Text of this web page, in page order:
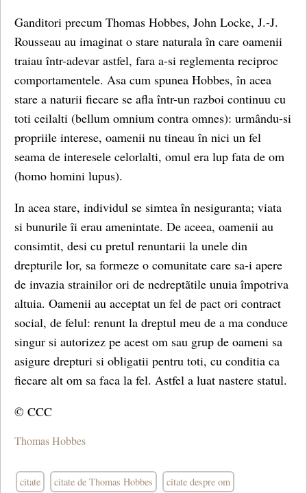
Ganditori precum Thomas Hobbes, John Locke, J.-J.
Rousseau au imaginat o stare naturala în care oamenii
traiau într-adevar astfel, fara a-si reglementa reciproc
comportamentele. Asa cum spunea Hobbes, în acea
stare a naturii fiecare se afla într-un razboi continuu cu
toti ceilalti (bellum omnium contra omnes): urmându-si
propriile interese, oamenii nu tineau în nici un fel
seama de interesele celorlalti, omul era lup fata de om
(homo homini lupus).
In acea stare, individul se simtea în nesiguranta; viata
si bunurile îi erau amenintate. De aceea, oamenii au
consimtit, desi cu pretul renuntarii la unele din
drepturile lor, sa formeze o comunitate care sa-i apere
de invazia strainilor ori de nedreptãtile unuia împotriva
altuia. Oamenii au acceptat un fel de pact ori contract
social, de felul: renunt la dreptul meu de a ma conduce
singur si autorizez pe acest om sau grup de oameni sa
asigure drepturi si obligatii pentru toti, cu conditia ca
fiecare alt om sa faca la fel. Astfel a luat nastere statul.
© CCC
Thomas Hobbes
citate citate de Thomas Hobbes citate despre om